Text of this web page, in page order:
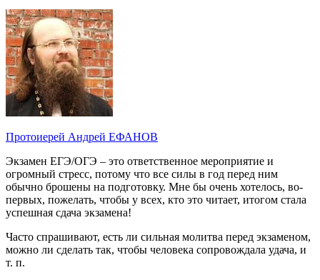
Протоиерей Андрей ЕФАНОВ
Экзамен ЕГЭ/ОГЭ – это ответственное мероприятие и
огромный стресс, потому что все силы в год перед ним
обычно брошены на подготовку. Мне бы очень хотелось, во-
первых, пожелать, чтобы у всех, кто это читает, итогом стала
успешная сдача экзамена!
Часто спрашивают, есть ли сильная молитва перед экзаменом,
можно ли сделать так, чтобы человека сопровождала удача, и
т. п.